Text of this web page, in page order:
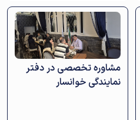
مشاوره تخصصی در دفتر
نمایندگی خوانسار